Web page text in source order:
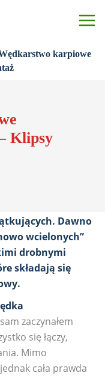
karpiowe
Klipsy
Dawno
wcielonych”
drobnymi
składają się
zaczynałem
się łączy,
Mimo
cała prawda